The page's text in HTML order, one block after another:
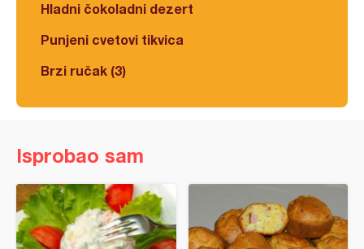
Hladni čokoladni dezert
Punjeni cvetovi tikvica
Brzi ručak (3)
Isprobao sam